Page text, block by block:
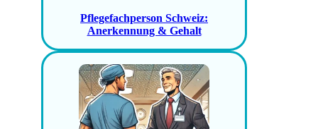
Pflegefachperson Schweiz:
Anerkennung & Gehalt